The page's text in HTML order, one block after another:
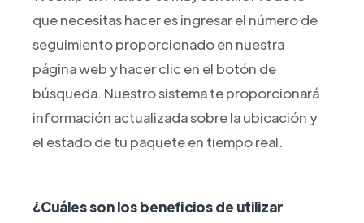
que necesitas hacer es ingresar el número de
seguimiento proporcionado en nuestra
página web y hacer clic en el botón de
búsqueda. Nuestro sistema te proporcionará
información actualizada sobre la ubicación y
el estado de tu paquete en tiempo real.
¿Cuáles son los beneficios de utilizar